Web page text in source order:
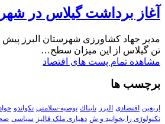
آغاز برداشت گیلاس در
تن گیلاس از این میزان سطح…
مشاهده تمام پست های اقتصاد
برچسب ها
اربعین اقتصادی البرز تابناك توصیه-سلامتی تکواندو
تکنولوڑی را بخوانید و ش دهیاری ملک فالیز سیاسی